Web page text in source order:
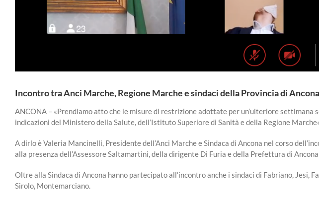
Incontro tra Anci Marche, Regione Marche e sindaci della Provincia di
ANCONA – «Prendiamo atto che le misure di restrizione adottate per un’ulteriore
indicazioni del Ministero della Salute, dell’Istituto Superiore di Sanità e della Regione
A dirlo è Valeria Mancinelli, Presidente dell’Anci Marche e Sindaca di Ancona nel corso
alla presenza dell’Assessore Saltamartini, della dirigente Di Furia e della Prefettura di Ancona.
Oltre alla Sindaca di Ancona hanno partecipato all’incontro anche i sindaci di Fabriano, Jesi,
Sirolo, Montemarciano.